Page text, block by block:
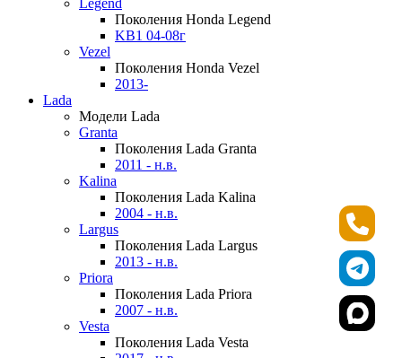
Legend
Поколения Honda Legend
KB1 04-08г
Vezel
Поколения Honda Vezel
2013-
Lada
Модели Lada
Granta
Поколения Lada Granta
2011 - н.в.
Kalina
Поколения Lada Kalina
2004 - н.в.
Largus
Поколения Lada Largus
2013 - н.в.
Priora
Поколения Lada Priora
2007 - н.в.
Vesta
Поколения Lada Vesta